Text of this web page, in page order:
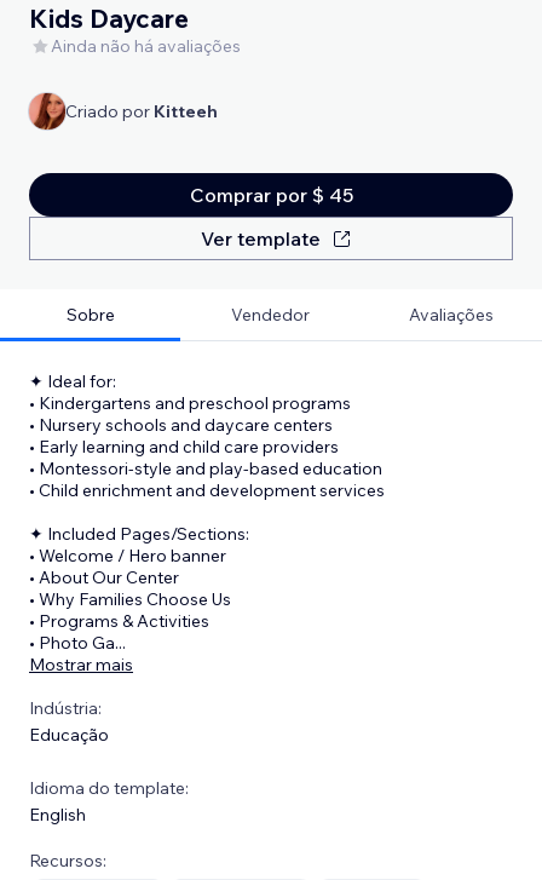
Kids Daycare
Ainda não há avaliações
Criado por Kitteeh
Comprar por $ 45
Ver template
Sobre Vendedor Avaliações
✦ Ideal for:
• Kindergartens and preschool programs
• Nursery schools and daycare centers
• Early learning and child care providers
• Montessori-style and play-based education
• Child enrichment and development services
✦ Included Pages/Sections:
• Welcome / Hero banner
• About Our Center
• Why Families Choose Us
• Programs & Activities
• Photo Ga...
Mostrar mais
Indústria:
Educação
Idioma do template:
English
Recursos: